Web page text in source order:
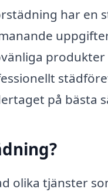
har
på bästa
olika tjänster